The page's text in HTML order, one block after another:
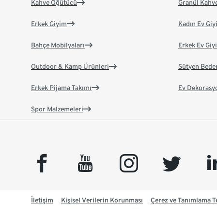
Kahve Öğütücü Granül
Erkek Giyim
Bahçe Mobilyaları
Outdoor & Kamp Ürünleri
Erkek Pijama Takımı
Spor Malzemeleri
Kadın Ev
Erkek Ev
Sütyen
Ev
facebook youtube instagram twitter
İletişim Kişisel Verilerin Korunması Çerez ve Tanımlama